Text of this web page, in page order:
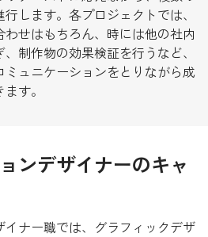
します。各プロジェクトでは、
せはもちろん、時には他の社内
制作物の効果検証を行うなど、
ュニケーションをとりながら成
す。
ンデザイナーのキャ
イナー職では、グラフィックデザ